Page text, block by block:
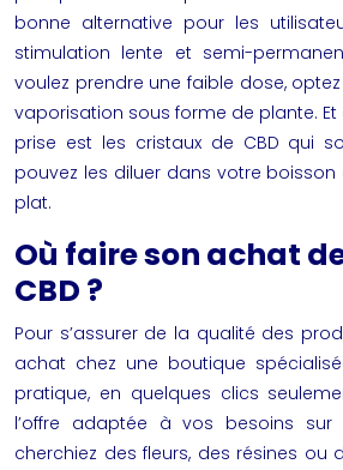
bonne alternative pour les
stimulation lente et semi-
voulez prendre une faible dose,
vaporisation sous forme de plante. Et
prise est les cristaux de CBD qui
pouvez les diluer dans votre
plat.
Où faire son achat
CBD ?
Pour s’assurer de la qualité des
achat chez une boutique
pratique, en quelques clics
l’offre adaptée à vos besoins
cherchiez des fleurs, des résines ou